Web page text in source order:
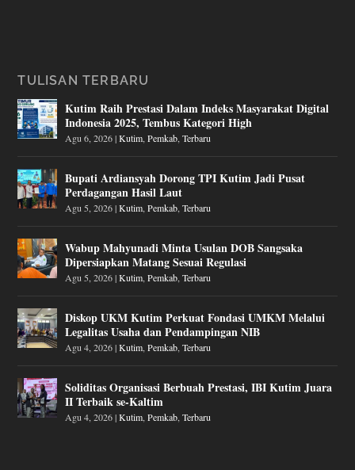
TULISAN TERBARU
Kutim Raih Prestasi Dalam Indeks Masyarakat Digital
Indonesia 2025, Tembus Kategori High
Agu 6, 2026|Kutim,Pemkab,Terbaru
Bupati Ardiansyah Dorong TPI Kutim Jadi Pusat
Perdagangan Hasil Laut
Agu 5, 2026|Kutim,Pemkab,Terbaru
Wabup Mahyunadi Minta Usulan DOB Sangsaka
Dipersiapkan Matang Sesuai Regulasi
Agu 5, 2026|Kutim,Pemkab,Terbaru
Diskop UKM Kutim Perkuat Fondasi UMKM Melalui
Legalitas Usaha dan Pendampingan NIB
Agu 4, 2026|Kutim,Pemkab,Terbaru
Soliditas Organisasi Berbuah Prestasi, IBI Kutim Juara
II Terbaik se-Kaltim
Agu 4, 2026|Kutim,Pemkab,Terbaru